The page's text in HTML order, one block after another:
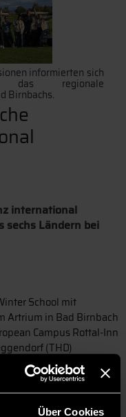
Über Cookies
informierten sich
das regionale
Birnbachs.
international
sechs Ländern bei
School mit
Artrium in Bad Birnbach
Campus Rottal-Inn
(THD)
kamen Studierende
zusammen,
für die Branche zu